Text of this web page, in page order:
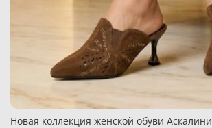
Новая коллекция женской обуви Аскалини